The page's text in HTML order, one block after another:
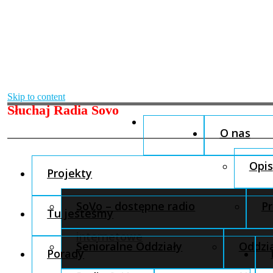
Skip to content
Słuchaj Radia Sovo
O nas
Opis
Projekty
SoVo – dostępne radio
internetowe
Tu jesteśmy
Senioralne Oddziały
Porady